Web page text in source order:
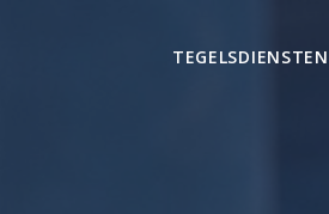
TEGELSDIENSTEN